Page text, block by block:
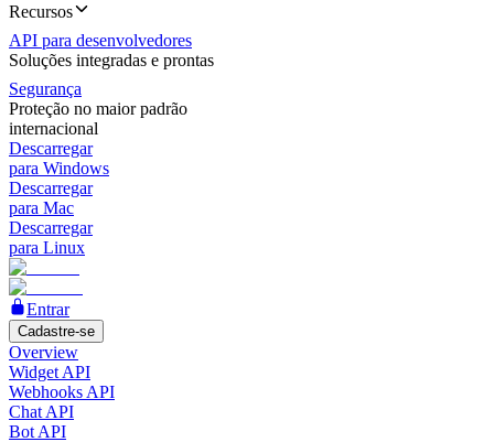
Recursos
API para desenvolvedores
Soluções integradas e prontas
Segurança
Proteção no maior padrão
internacional
Descarregar
para Windows
Descarregar
para Mac
Descarregar
para Linux
Entrar
Cadastre-se
Overview
Widget API
Webhooks API
Chat API
Bot API